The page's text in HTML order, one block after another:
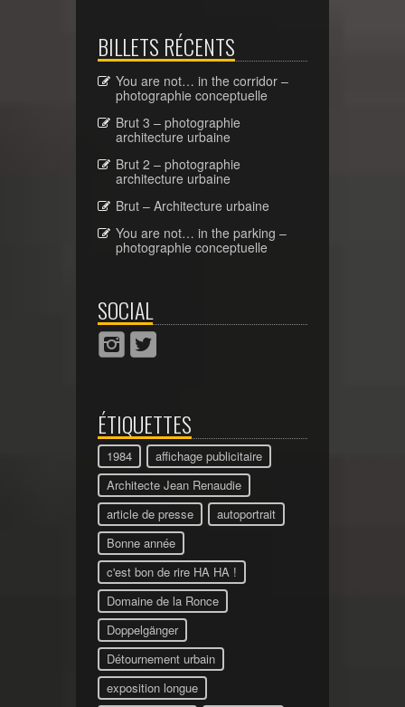
BILLETS RÉCENTS
You are not… in the corridor –
photographie conceptuelle
Brut 3 – photographie
architecture urbaine
Brut 2 – photographie
architecture urbaine
Brut – Architecture urbaine
You are not… in the parking –
photographie conceptuelle
SOCIAL
ÉTIQUETTES
1984
affichage publicitaire
Architecte Jean Renaudie
article de presse
autoportrait
Bonne année
c'est bon de rire HA HA !
Domaine de la Ronce
Doppelgänger
Détournement urbain
exposition longue